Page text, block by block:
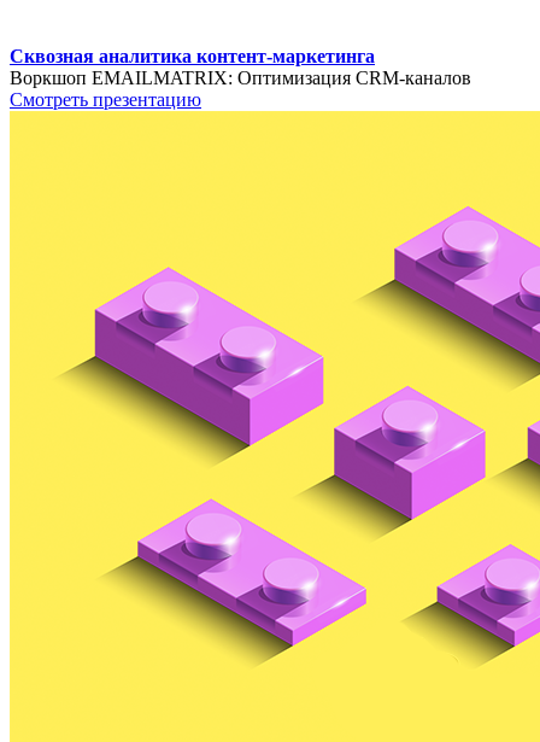
Сквозная аналитика контент-маркетинга
Воркшоп EMAILMATRIX: Оптимизация CRM-каналов
Смотреть презентацию